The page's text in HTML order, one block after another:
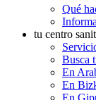
Qué
tu centro
Busca
En
En
En